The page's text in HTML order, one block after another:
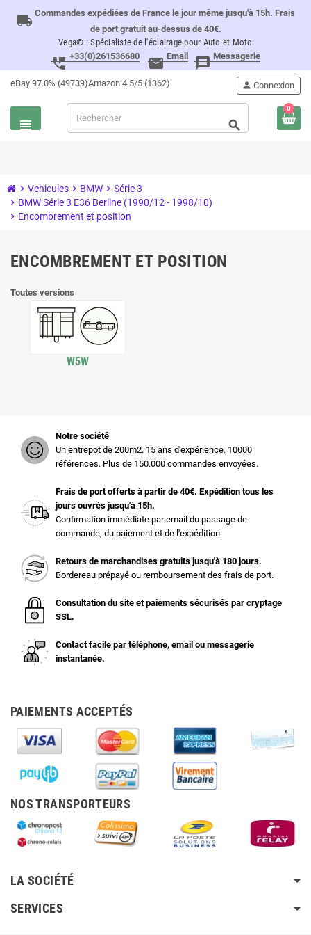
local_shipping Commandes expédiées de France le jour même jusqu'à 15h. Frais
de port gratuit au-dessus de 40€.
Vega® : Spécialiste de l'éclairage pour Auto et Moto
perm_phone_msg +33(0)261536680 email Email message Messagerie
eBay 97.0% (49739)Amazon 4.5/5 (1362)
view_headline
person Connexion
search
0
chevron_right Vehicules chevron_right BMW chevron_right Série 3
chevron_right BMW Série 3 E36 Berline (1990/12 - 1998/10)
chevron_right Encombrement et position
ENCOMBREMENT ET POSITION
Toutes versions
W5W
Notre société
Un entrepot de 200m2. 15 ans d'expérience. 10000
références. Plus de 150.000 commandes envoyées.
Frais de port offerts à partir de 40€. Expédition tous les
jours ouvrés jusqu'à 15h.
Confirmation immédiate par email du passage de
commande, du paiement et de l'expédition.
Retours de marchandises gratuits jusqu'à 180 jours.
Bordereau prépayé ou remboursement des frais de port.
Consultation du site et paiements sécurisés par cryptage
SSL.
Contact facile par téléphone, email ou messagerie
instantanée.
PAIEMENTS ACCEPTÉS
NOS TRANSPORTEURS
LA SOCIÉTÉ
SERVICES